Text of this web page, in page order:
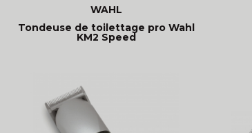
WAHL
Tondeuse de toilettage pro Wahl
KM2 Speed